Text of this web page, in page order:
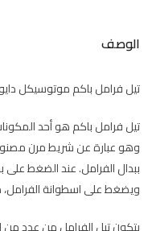
الوصف
تيل فرامل باكم موتوسيكل
تيل فرامل باكم هو أحد
وهو عبارة عن شريط مرن
ببدال الفرامل. عند الضغط على
ويضغط على اسطوانة الفرامل،
يتكون تيل الفرامل من عدد من